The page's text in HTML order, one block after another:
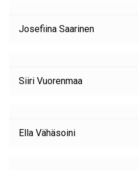
Josefiina Saarinen
Siiri Vuorenmaa
Ella Vähäsoini